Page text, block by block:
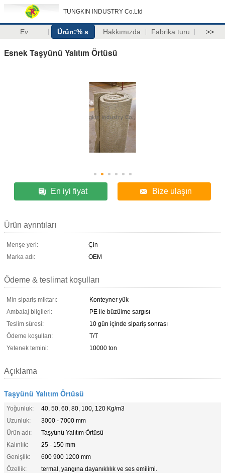
TUNGKIN INDUSTRY Co.Ltd
Ev Ürün:% s Hakkımızda Fabrika turu >>
Esnek Taşyünü Yalıtım Örtüsü
En iyi fiyat Bize ulaşın
Ürün ayrıntıları
Menşe yeri:
Çin
Marka adı:
OEM
Ödeme & teslimat koşulları
Min sipariş miktarı:
Konteyner yük
Ambalaj bilgileri:
PE ile büzülme sargısı
Teslim süresi:
10 gün içinde sipariş sonrası
Ödeme koşulları:
T/T
Yetenek temini:
10000 ton
Açıklama
Taşyünü Yalıtım Örtüsü
Yoğunluk:
40, 50, 60, 80, 100, 120 Kg/m3
Uzunluk:
3000 - 7000 mm
Ürün adı:
Taşyünü Yalıtım Örtüsü
Kalınlık:
25 - 150 mm
Genişlik:
600 900 1200 mm
Özellik:
termal, yangına dayanıklılık ve ses emilimi.